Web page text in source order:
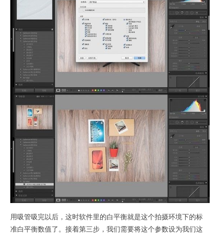
用吸管吸完以后，这时软件里的白平衡就是这个拍摄环境下的标
准白平衡数值了。接着第三步，我们需要将这个参数设为我们这